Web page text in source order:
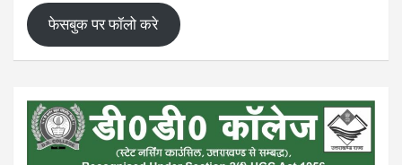
फेसबुक पर फॉलो करे